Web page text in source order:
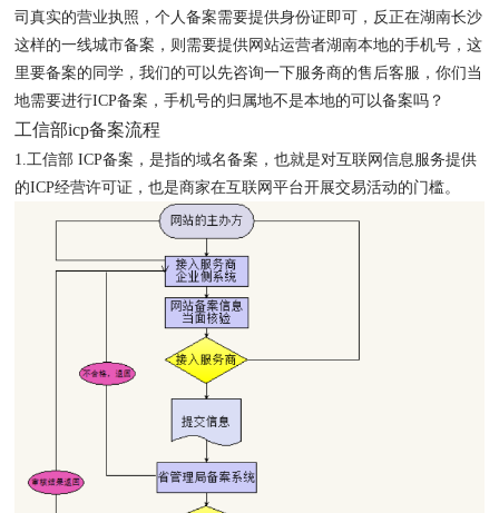
司真实的营业执照，个人备案需要提供身份证即可，反正在湖南长沙
这样的一线城市备案，则需要提供网站运营者湖南本地的手机号，这
里要备案的同学，我们的可以先咨询一下服务商的售后客服，你们当
地需要进行ICP备案，手机号的归属地不是本地的可以备案吗？
工信部icp备案流程
1.工信部 ICP备案，是指的域名备案，也就是对互联网信息服务提供
的ICP经营许可证，也是商家在互联网平台开展交易活动的门槛。